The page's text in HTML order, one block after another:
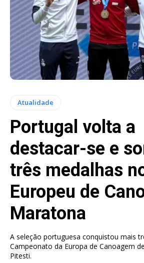
Atualidade
Portugal volta a
destacar-se e
três medalhas
Europeu de
Maratona
A seleção portuguesa conquistou mais
Campeonato da Europa de Canoagem
Pitesti.